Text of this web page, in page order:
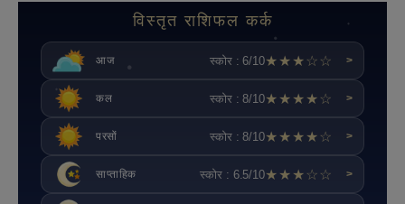
विस्तृत राशिफल कर्क
आज स्कोर : 6/10★★★☆☆ >
कल स्कोर : 8/10★★★★☆ >
परसों स्कोर : 8/10★★★★☆ >
साप्ताहिक स्कोर : 6.5/10★★★☆☆ >